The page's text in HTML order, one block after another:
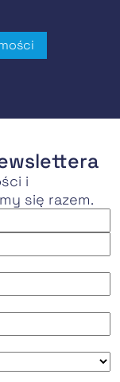
i
się razem.